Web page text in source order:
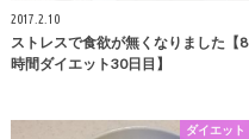
2017.2.10
ストレスで食欲が無くなりました【8
時間ダイエット30日目】
ダイエット